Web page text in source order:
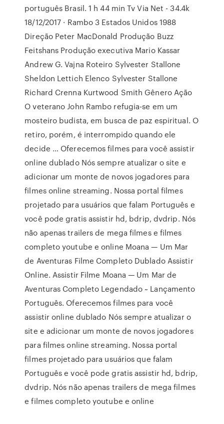
português Brasil. 1 h 44 min Tv Via Net - 34.4k
18/12/2017 · Rambo 3 Estados Unidos 1988
Direção Peter MacDonald Produção Buzz
Feitshans Produção executiva Mario Kassar
Andrew G. Vajna Roteiro Sylvester Stallone
Sheldon Lettich Elenco Sylvester Stallone
Richard Crenna Kurtwood Smith Gênero Ação
O veterano John Rambo refugia-se em um
mosteiro budista, em busca de paz espiritual. O
retiro, porém, é interrompido quando ele
decide … Oferecemos filmes para você assistir
online dublado Nós sempre atualizar o site e
adicionar um monte de novos jogadores para
filmes online streaming. Nossa portal filmes
projetado para usuários que falam Português e
você pode gratis assistir hd, bdrip, dvdrip. Nós
não apenas trailers de mega filmes e filmes
completo youtube e online Moana — Um Mar
de Aventuras Filme Completo Dublado Assistir
Online. Assistir Filme Moana — Um Mar de
Aventuras Completo Legendado ~ Lançamento
Português. Oferecemos filmes para você
assistir online dublado Nós sempre atualizar o
site e adicionar um monte de novos jogadores
para filmes online streaming. Nossa portal
filmes projetado para usuários que falam
Português e você pode gratis assistir hd, bdrip,
dvdrip. Nós não apenas trailers de mega filmes
e filmes completo youtube e online